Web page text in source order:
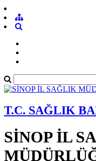
T.C. SAĞLIK
SİNOP İL